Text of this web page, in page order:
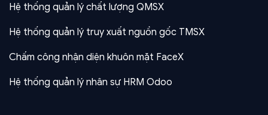
Hệ thống quản lý chất lượng QMSX
Hệ thống quản lý truy xuất nguồn gốc TMSX
Chấm công nhận diện khuôn mặt FaceX
Hệ thống quản lý nhân sự HRM Odoo